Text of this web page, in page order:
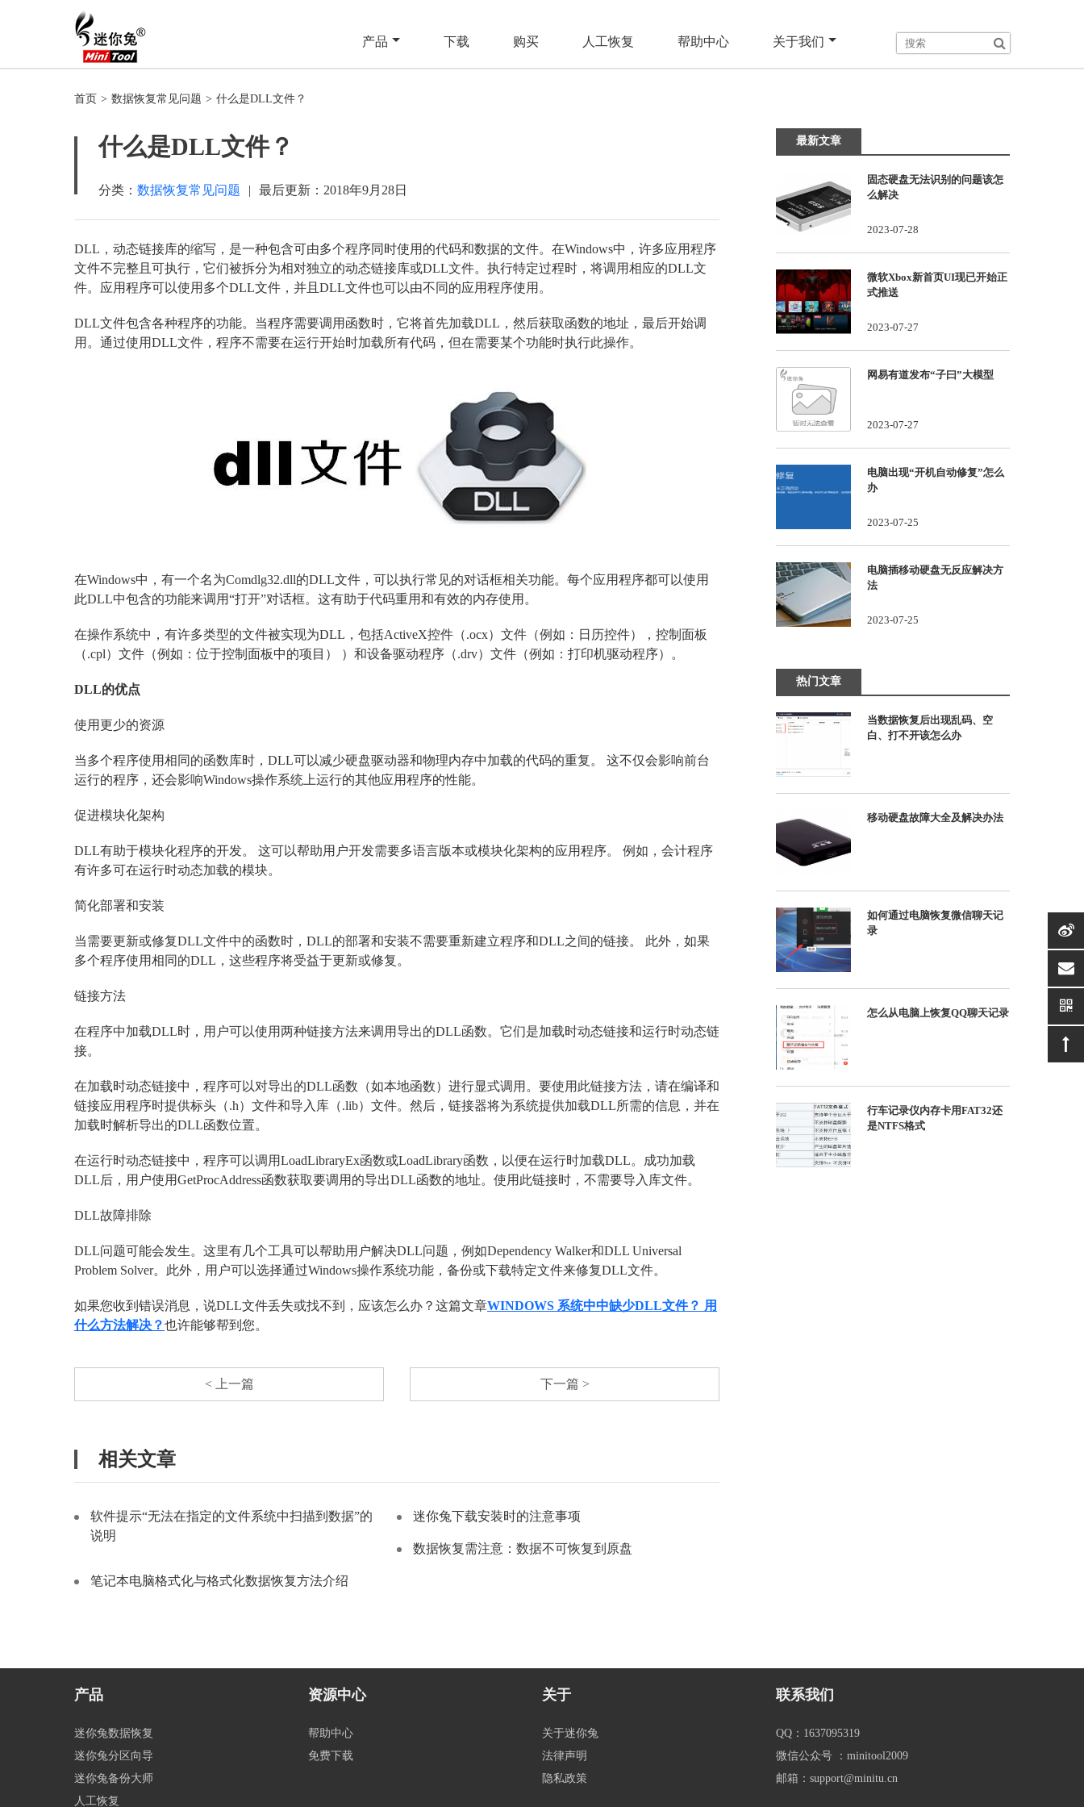
产品 下载 购买 人工恢复 帮助中心 关于我们
首页 > 数据恢复常见问题 > 什么是DLL文件？
什么是DLL文件？
分类： 数据恢复常见问题 | 最后更新： 2018年9月28日
DLL，动态链接库的缩写，是一种包含可由多个程序同时使用的代码和数据的文件。在Windows中，许多应用程序
文件不完整且可执行，它们被拆分为相对独立的动态链接库或DLL文件。执行特定过程时，将调用相应的DLL文
件。应用程序可以使用多个DLL文件，并且DLL文件也可以由不同的应用程序使用。
DLL文件包含各种程序的功能。当程序需要调用函数时，它将首先加载DLL，然后获取函数的地址，最后开始调
用。通过使用DLL文件，程序不需要在运行开始时加载所有代码，但在需要某个功能时执行此操作。
在Windows中，有一个名为Comdlg32.dll的DLL文件，可以执行常见的对话框相关功能。每个应用程序都可以使用
此DLL中包含的功能来调用“打开”对话框。这有助于代码重用和有效的内存使用。
在操作系统中，有许多类型的文件被实现为DLL，包括ActiveX控件（.ocx）文件（例如：日历控件），控制面板
（.cpl）文件（例如：位于控制面板中的项目） ）和设备驱动程序（.drv）文件（例如：打印机驱动程序）。
DLL的优点
使用更少的资源
当多个程序使用相同的函数库时，DLL可以减少硬盘驱动器和物理内存中加载的代码的重复。 这不仅会影响前台
运行的程序，还会影响Windows操作系统上运行的其他应用程序的性能。
促进模块化架构
DLL有助于模块化程序的开发。 这可以帮助用户开发需要多语言版本或模块化架构的应用程序。 例如，会计程序
有许多可在运行时动态加载的模块。
简化部署和安装
当需要更新或修复DLL文件中的函数时，DLL的部署和安装不需要重新建立程序和DLL之间的链接。 此外，如果
多个程序使用相同的DLL，这些程序将受益于更新或修复。
链接方法
在程序中加载DLL时，用户可以使用两种链接方法来调用导出的DLL函数。它们是加载时动态链接和运行时动态链
接。
在加载时动态链接中，程序可以对导出的DLL函数（如本地函数）进行显式调用。要使用此链接方法，请在编译和
链接应用程序时提供标头（.h）文件和导入库（.lib）文件。然后，链接器将为系统提供加载DLL所需的信息，并在
加载时解析导出的DLL函数位置。
在运行时动态链接中，程序可以调用LoadLibraryEx函数或LoadLibrary函数，以便在运行时加载DLL。成功加载
DLL后，用户使用GetProcAddress函数获取要调用的导出DLL函数的地址。使用此链接时，不需要导入库文件。
DLL故障排除
DLL问题可能会发生。这里有几个工具可以帮助用户解决DLL问题，例如Dependency Walker和DLL Universal
Problem Solver。此外，用户可以选择通过Windows操作系统功能，备份或下载特定文件来修复DLL文件。
如果您收到错误消息，说DLL文件丢失或找不到，应该怎么办？这篇文章WINDOWS 系统中中缺少DLL文件？ 用
什么方法解决？也许能够帮到您。
< 上一篇 下一篇 >
相关文章
软件提示“无法在指定的文件系统中扫描到数据”的
说明
迷你兔下载安装时的注意事项
数据恢复需注意：数据不可恢复到原盘
笔记本电脑格式化与格式化数据恢复方法介绍
最新文章
固态硬盘无法识别的问题该怎
么解决
2023-07-28
微软Xbox新首页UI现已开始正
式推送
2023-07-27
网易有道发布“子曰”大模型
2023-07-27
电脑出现“开机自动修复”怎么
办
2023-07-25
电脑插移动硬盘无反应解决方
法
2023-07-25
热门文章
当数据恢复后出现乱码、空
白、打不开该怎么办
移动硬盘故障大全及解决办法
如何通过电脑恢复微信聊天记
录
怎么从电脑上恢复QQ聊天记录
行车记录仪内存卡用FAT32还
是NTFS格式
产品
迷你兔数据恢复
迷你兔分区向导
迷你兔备份大师
人工恢复
资源中心
帮助中心
免费下载
关于
关于迷你兔
法律声明
隐私政策
联系我们
QQ：1637095319
微信公众号 ：minitool2009
邮箱：support@minitu.cn